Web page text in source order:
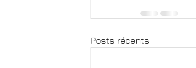
Posts récents